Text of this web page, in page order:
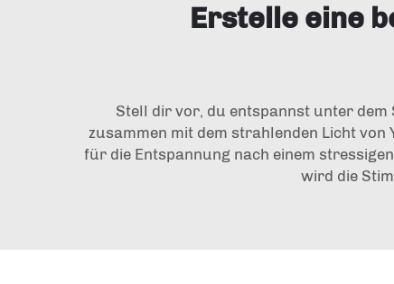
Erstelle eine
Stell dir vor, du entspannst unter dem
zusammen mit dem strahlenden Licht
für die Entspannung nach einem
wird die